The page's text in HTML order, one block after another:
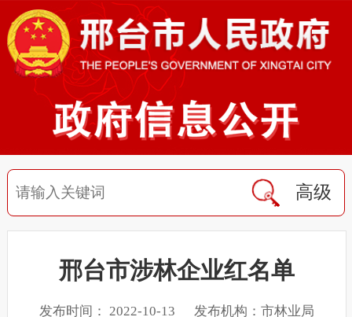
高级
邢台市涉林企业红名单
发布时间： 2022-10-13 发布机构：市林业局